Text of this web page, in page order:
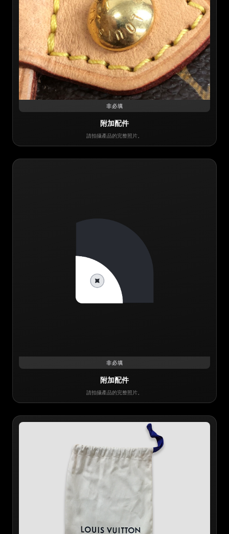
非必填
附加配件
請拍攝產品的完整照片。
非必填
附加配件
請拍攝產品的完整照片。